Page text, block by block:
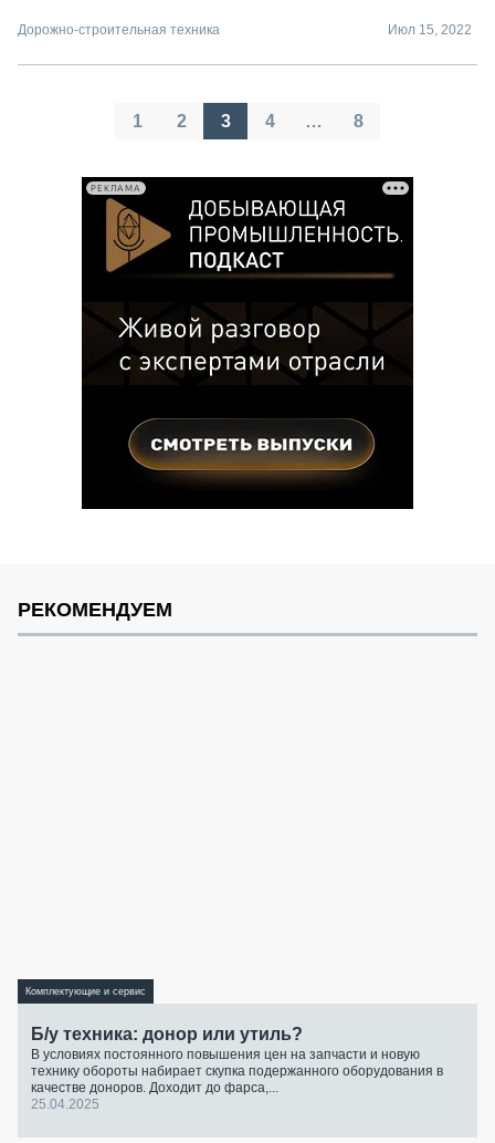
Дорожно-строительная техника Июл 15, 2022
Пагинация
1 2 3 4 … 8
РЕКЛАМА
РЕКОМЕНДУЕМ
Комплектующие и сервис
Б/у техника: донор или утиль?
В условиях постоянного повышения цен на запчасти и новую
технику обороты набирает скупка подержанного оборудования в
качестве доноров. Доходит до фарса,...
25.04.2025